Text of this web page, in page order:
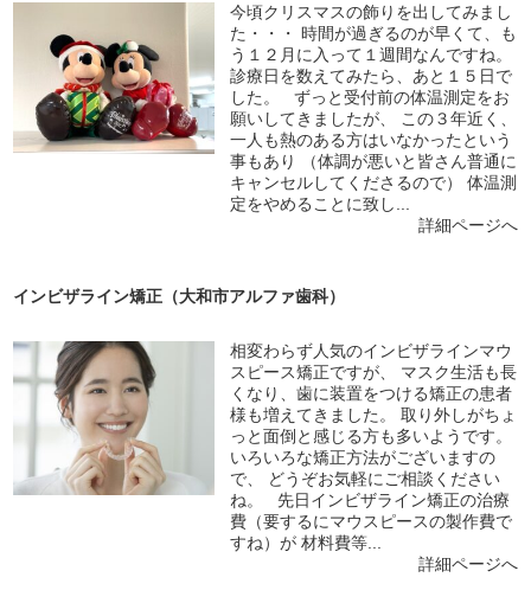
今頃クリスマスの飾りを出してみまし
た・・・ 時間が過ぎるのが早くて、も
う１２月に入って１週間なんですね。
診療日を数えてみたら、あと１５日で
した。 ずっと受付前の体温測定をお
願いしてきましたが、 この３年近く、
一人も熱のある方はいなかったという
事もあり （体調が悪いと皆さん普通に
キャンセルしてくださるので） 体温測
定をやめることに致し...
詳細ページへ
インビザライン矯正（大和市アルファ歯科）
相変わらず人気のインビザラインマウ
スピース矯正ですが、 マスク生活も長
くなり、歯に装置をつける矯正の患者
様も増えてきました。 取り外しがちょ
っと面倒と感じる方も多いようです。
いろいろな矯正方法がございますの
で、 どうぞお気軽にご相談ください
ね。 先日インビザライン矯正の治療
費（要するにマウスピースの製作費で
すね）が 材料費等...
詳細ページへ